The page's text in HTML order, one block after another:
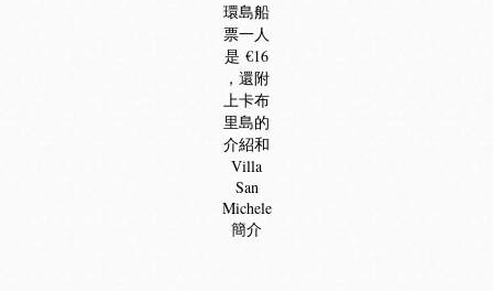
環島船
票一人
是 €16
，還附
上卡布
里島的
介紹和
Villa
San
Michele
簡介